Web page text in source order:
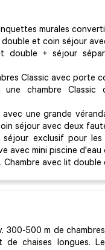
murales
et coin séjour
double + séjour
Classic avec porte
chambre Classic
une grande
séjour avec deux
exclusif pour
avec mini piscine
avec lit double
300-500 m de
chaises longues.